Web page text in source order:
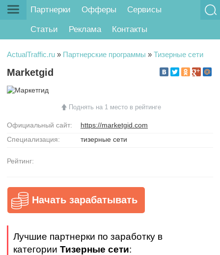
Партнерки Офферы Сервисы
Статьи Реклама Контакты
ActualTraffic.ru » Партнерские программы » Тизерные сети
Marketgid
Поднять на 1 место в рейтинге
Официальный сайт:
https://marketgid.com
Специализация:
тизерные сети
Рейтинг:
Начать зарабатывать
Лучшие партнерки по заработку в
категории Тизерные сети: